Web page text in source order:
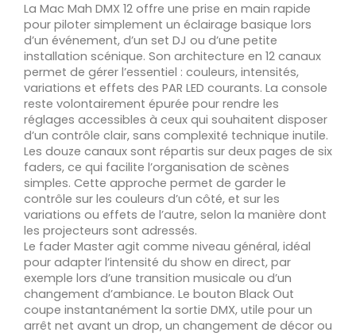
La Mac Mah DMX 12 offre une prise en main rapide
pour piloter simplement un éclairage basique lors
d’un événement, d’un set DJ ou d’une petite
installation scénique. Son architecture en 12 canaux
permet de gérer l’essentiel : couleurs, intensités,
variations et effets des PAR LED courants. La console
reste volontairement épurée pour rendre les
réglages accessibles à ceux qui souhaitent disposer
d’un contrôle clair, sans complexité technique inutile.
Les douze canaux sont répartis sur deux pages de six
faders, ce qui facilite l’organisation de scènes
simples. Cette approche permet de garder le
contrôle sur les couleurs d’un côté, et sur les
variations ou effets de l’autre, selon la manière dont
les projecteurs sont adressés.
Le fader Master agit comme niveau général, idéal
pour adapter l’intensité du show en direct, par
exemple lors d’une transition musicale ou d’un
changement d’ambiance. Le bouton Black Out
coupe instantanément la sortie DMX, utile pour un
arrêt net avant un drop, un changement de décor ou